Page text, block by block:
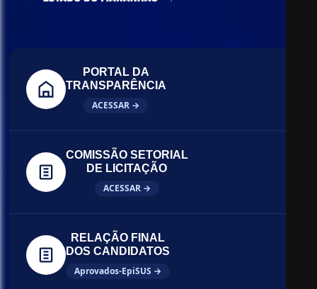
PORTAL DA
TRANSPARÊNCIA
ACESSAR →
COMISSÃO SETORIAL
DE LICITAÇÃO
ACESSAR →
RELAÇÃO FINAL
DOS CANDIDATOS
Aprovados-EpiSUS →